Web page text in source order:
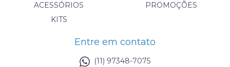
ACESSÓRIOS
KITS
PROMOÇÕES
Entre em contato
(11) 97348-7075